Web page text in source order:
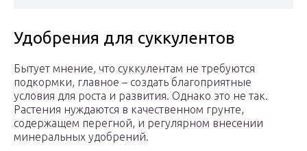
Удобрения для суккулентов
Бытует мнение, что суккулентам не требуются
подкормки, главное – создать благоприятные
условия для роста и развития. Однако это не так.
Растения нуждаются в качественном грунте,
содержащем перегной, и регулярном внесении
минеральных удобрений.